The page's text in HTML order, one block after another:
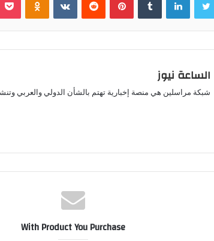
الساعة نيوز
شبكة مراسلين هي منصة إخبارية تهتم بالشأن الدولي والعربي
With Product You Purchase